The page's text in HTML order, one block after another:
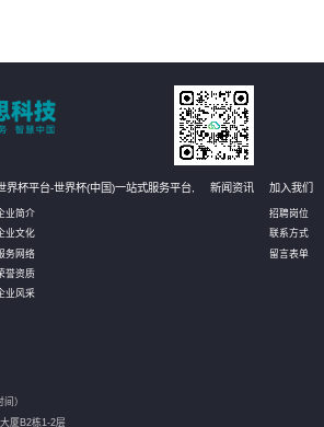
界杯平台-世界杯(中国)一站式服务平台,
业简介
业文化
务网络
誉资质
业风采
新闻资讯 加入我们
招聘岗位
联系方式
留言表单
）
厦B2栋1-2层